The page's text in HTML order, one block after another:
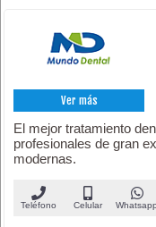
Ver más
El mejor tratamiento
profesionales de gran
modernas.
Teléfono Celular Whatsapp